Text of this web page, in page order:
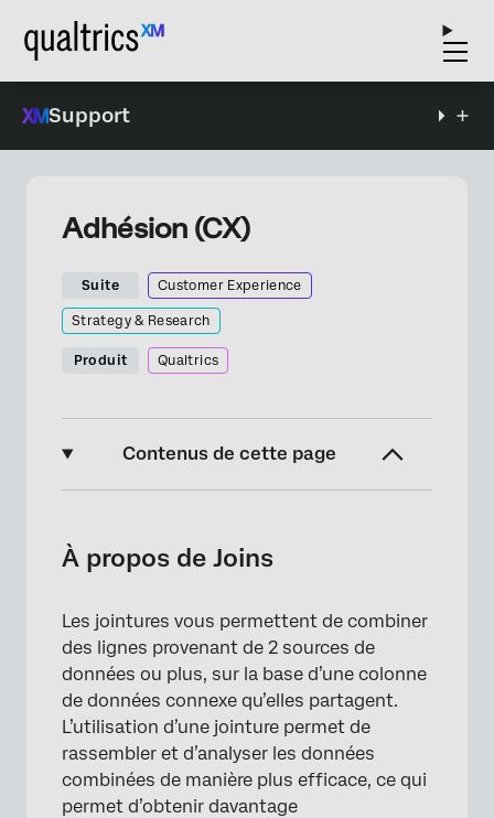
Support
Adhésion (CX)
Suite Customer Experience
Strategy & Research
Produit Qualtrics
Contenus de cette page
Comprendre les jointures internes
Comprendre les jointures externes complètes
Création de jointures
Utilisation de jointures auxiliaires
Éviter les jointures en chaîne
À propos de Joins
Les jointures vous permettent de combiner
des lignes provenant de 2 sources de
données ou plus, sur la base d’une colonne
de données connexe qu’elles partagent.
L’utilisation d’une jointure permet de
rassembler et d’analyser les données
combinées de manière plus efficace, ce qui
permet d’obtenir davantage